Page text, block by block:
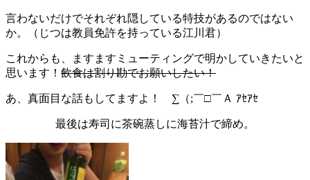
言わないだけでそれぞれ隠している特技があるのではない
か。（じつは教員免許を持っている江川君）
これからも、ますますミューティングで明かしていきたいと
思います！ 飲食は割り勘でお願いしたい！
あ、真面目な話もしてますよ！ ∑（;￣□￣Ａ ｱｾｱｾ
最後は寿司に茶碗蒸しに海苔汁で締め。